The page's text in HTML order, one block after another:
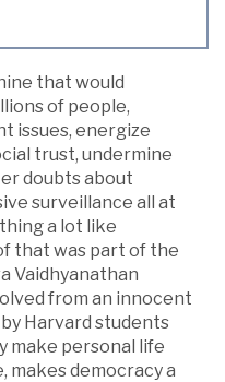
that would
of people,
issues, energize
trust, undermine
doubts about
surveillance all at
a lot like
that was part of the
Vaidhyanathan
from an innocent
Harvard students
make personal life
makes democracy a